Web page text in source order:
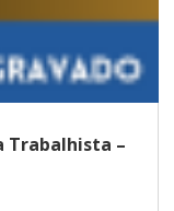
Trabalhista –